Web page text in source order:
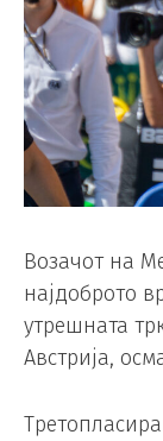
Возачот на
најдоброто
утрешната
Австрија,